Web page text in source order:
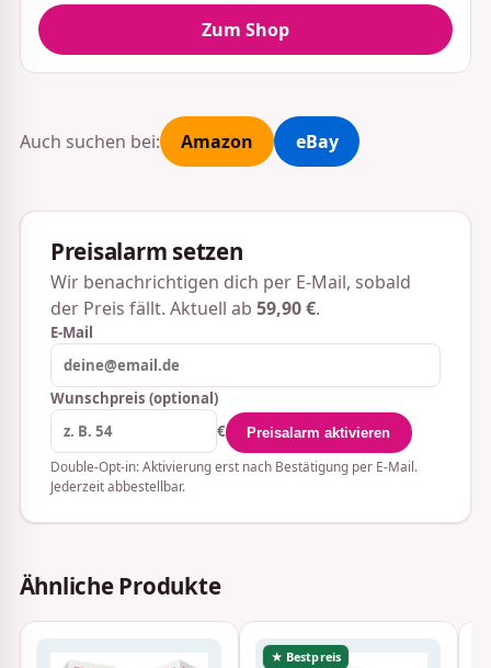
Zum Shop
Auch suchen bei: Amazon eBay
Preisalarm setzen
Wir benachrichtigen dich per E-Mail, sobald
der Preis fällt. Aktuell ab 59,90 €.
E-Mail
Wunschpreis (optional)
€
Preisalarm aktivieren
Double-Opt-in: Aktivierung erst nach Bestätigung per E-Mail.
Jederzeit abbestellbar.
Ähnliche Produkte
★ Bestpreis